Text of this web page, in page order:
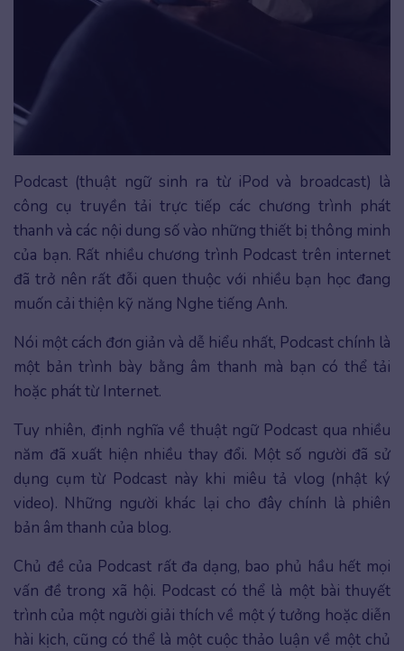
Podcast (thuật ngữ sinh ra từ iPod và broadcast) là
công cụ truyền tải trực tiếp các chương trình phát
thanh và các nội dung số vào những thiết bị thông minh
của bạn. Rất nhiều chương trình Podcast trên internet
đã trở nên rất đỗi quen thuộc với nhiều bạn học đang
muốn cải thiện kỹ năng Nghe tiếng Anh.
Nói một cách đơn giản và dễ hiểu nhất, Podcast chính là
một bản trình bày bằng âm thanh mà bạn có thể tải
hoặc phát từ Internet.
Tuy nhiên, định nghĩa về thuật ngữ Podcast qua nhiều
năm đã xuất hiện nhiều thay đổi. Một số người đã sử
dụng cụm từ Podcast này khi miêu tả vlog (nhật ký
video). Những người khác lại cho đây chính là phiên
bản âm thanh của blog.
Chủ đề của Podcast rất đa dạng, bao phủ hầu hết mọi
vấn đề trong xã hội. Podcast có thể là một bài thuyết
trình của một người giải thích về một ý tưởng hoặc diễn
hài kịch, cũng có thể là một cuộc thảo luận về một chủ